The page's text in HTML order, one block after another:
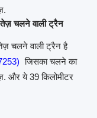
चलने वाली ट्रैन
चलने वाली ट्रैन है
जिसका चलने का
और ये 39 किलोमीटर